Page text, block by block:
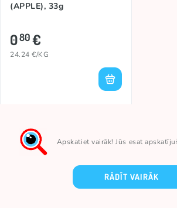
(APPLE), 33g
080€
24.24 €/KG
Apskatiet vairāk! Jūs esat
RĀDĪT VAIRĀK